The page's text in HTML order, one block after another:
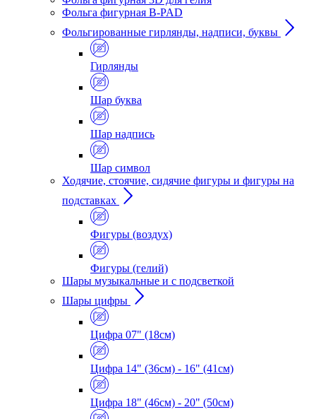
Фольга фигурная B-PAD
Фольгированные гирлянды, надписи, буквы
Гирлянды
Шар буква
Шар надпись
Шар символ
Ходячие, стоячие, сидячие фигуры и фигуры на
подставках
Фигуры (воздух)
Фигуры (гелий)
Шары музыкальные и с подсветкой
Шары цифры
Цифра 07" (18см)
Цифра 14" (36см) - 16" (41см)
Цифра 18" (46см) - 20" (50см)